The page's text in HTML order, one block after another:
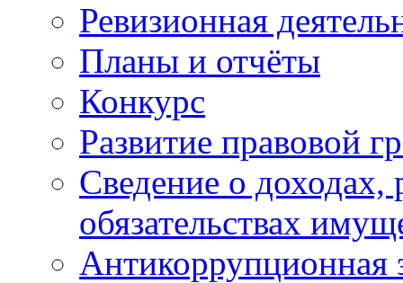
Ревизионная
Планы и отчёты
Конкурс
Развитие правовой
Сведение о доходах,
обязательствах
Антикоррупционная